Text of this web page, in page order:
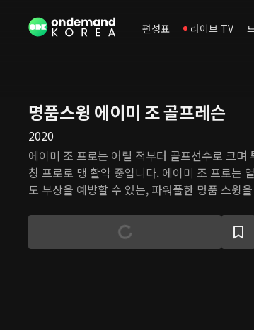
편성표 라이브 TV
명품스윙 에이미 조 골프레슨
2020
에이미 조 프로는 어릴 적부터 골프선수로 크며
칭 프로로 맹 활약 중입니다. 에이미 조 프로는
도 부상을 예방할 수 있는, 파워풀한 명품 스윙
조 프로의 레슨의 장점은 간단 명료, 하지만 아
점이며, 또한 밝고 명랑한 에너지로 모든 골퍼